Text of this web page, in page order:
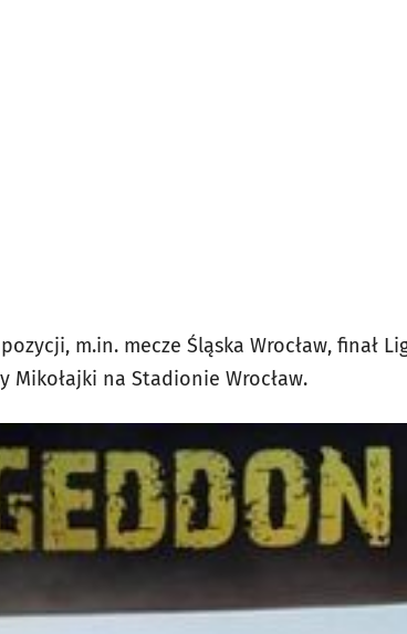
m.in. mecze Śląska Wrocław, finał
Mikołajki na Stadionie Wrocław.